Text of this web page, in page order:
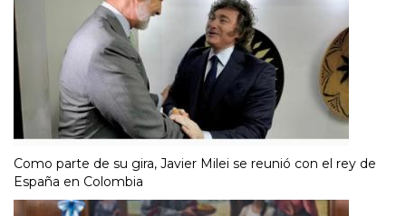
Como parte de su gira, Javier Milei se reunió con el rey de
España en Colombia